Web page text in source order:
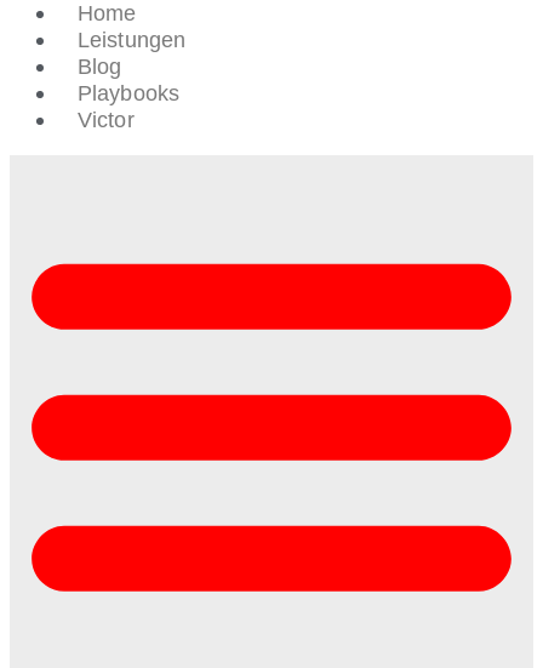
Home
Leistungen
Blog
Playbooks
Victor